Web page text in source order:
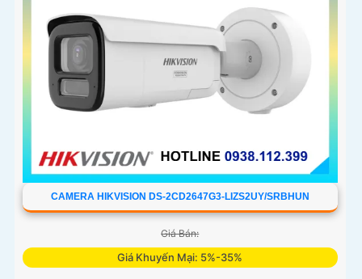
CAMERA HIKVISION DS-2CD2647G3-LIZS2UY/SRBHUN
Giá Bán:
Giá Khuyến Mại: 5%-35%